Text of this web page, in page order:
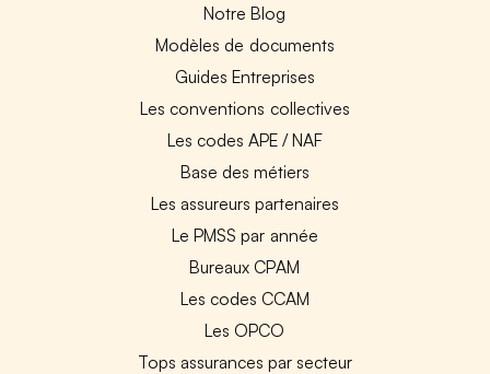
Notre Blog
Modèles de documents
Guides Entreprises
Les conventions collectives
Les codes APE / NAF
Base des métiers
Les assureurs partenaires
Le PMSS par année
Bureaux CPAM
Les codes CCAM
Les OPCO
Tops assurances par secteur